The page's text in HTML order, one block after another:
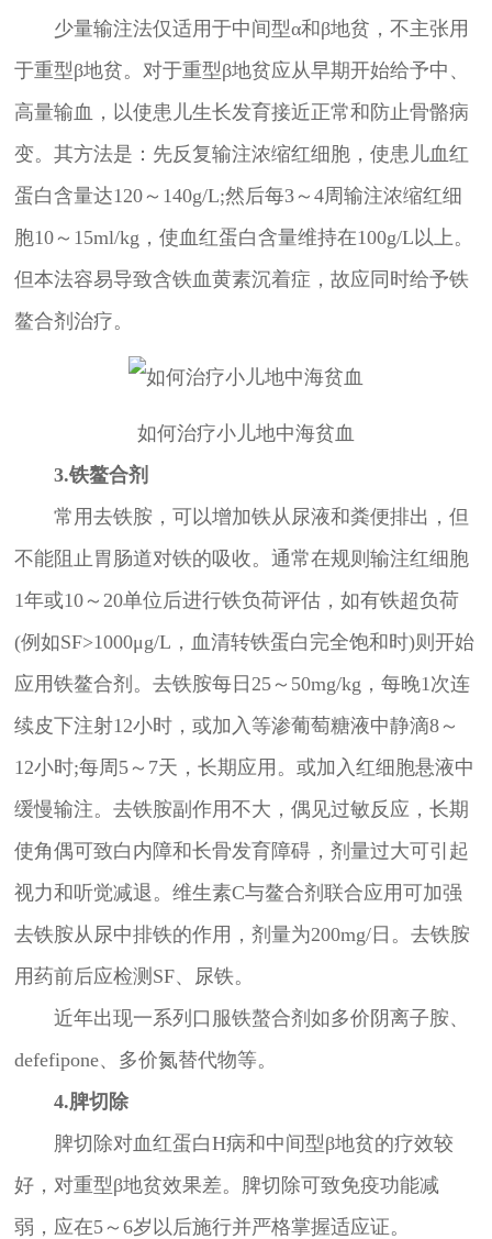
少量输注法仅适用于中间型α和β地贫，不主张用
于重型β地贫。对于重型β地贫应从早期开始给予中、
高量输血，以使患儿生长发育接近正常和防止骨骼病
变。其方法是：先反复输注浓缩红细胞，使患儿血红
蛋白含量达120～140g/L;然后每3～4周输注浓缩红细
胞10～15ml/kg，使血红蛋白含量维持在100g/L以上。
但本法容易导致含铁血黄素沉着症，故应同时给予铁
鳌合剂治疗。
如何治疗小儿地中海贫血
3.铁鳌合剂
常用去铁胺，可以增加铁从尿液和粪便排出，但
不能阻止胃肠道对铁的吸收。通常在规则输注红细胞
1年或10～20单位后进行铁负荷评估，如有铁超负荷
(例如SF>1000μg/L，血清转铁蛋白完全饱和时)则开始
应用铁鳌合剂。去铁胺每日25～50mg/kg，每晚1次连
续皮下注射12小时，或加入等渗葡萄糖液中静滴8～
12小时;每周5～7天，长期应用。或加入红细胞悬液中
缓慢输注。去铁胺副作用不大，偶见过敏反应，长期
使角偶可致白内障和长骨发育障碍，剂量过大可引起
视力和听觉减退。维生素C与鳌合剂联合应用可加强
去铁胺从尿中排铁的作用，剂量为200mg/日。去铁胺
用药前后应检测SF、尿铁。
近年出现一系列口服铁螯合剂如多价阴离子胺、
defefipone、多价氮替代物等。
4.脾切除
脾切除对血红蛋白H病和中间型β地贫的疗效较
好，对重型β地贫效果差。脾切除可致免疫功能减
弱，应在5～6岁以后施行并严格掌握适应证。